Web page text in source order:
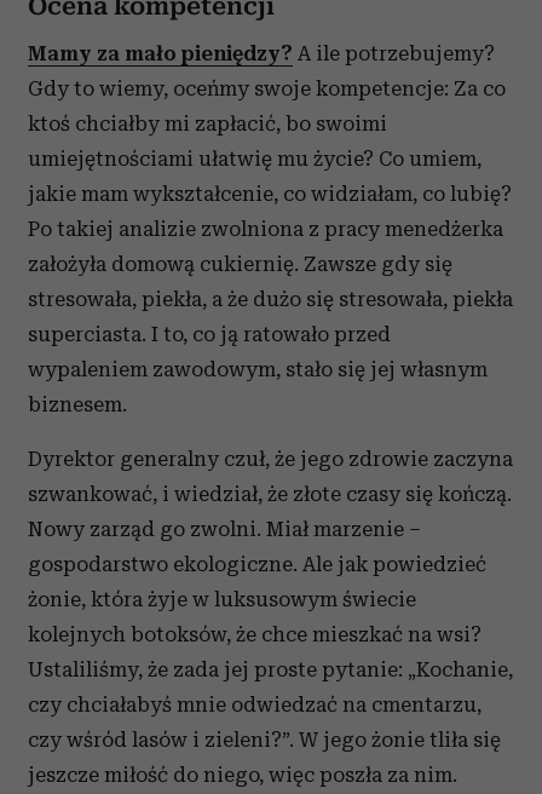
Ocena kompetencji
Mamy za mało pieniędzy? A ile potrzebujemy?
Gdy to wiemy, oceńmy swoje kompetencje: Za co
ktoś chciałby mi zapłacić, bo swoimi
umiejętnościami ułatwię mu życie? Co umiem,
jakie mam wykształcenie, co widziałam, co lubię?
Po takiej analizie zwolniona z pracy menedżerka
założyła domową cukiernię. Zawsze gdy się
stresowała, piekła, a że dużo się stresowała, piekła
superciasta. I to, co ją ratowało przed
wypaleniem zawodowym, stało się jej własnym
biznesem.
Dyrektor generalny czuł, że jego zdrowie zaczyna
szwankować, i wiedział, że złote czasy się kończą.
Nowy zarząd go zwolni. Miał marzenie –
gospodarstwo ekologiczne. Ale jak powiedzieć
żonie, która żyje w luksusowym świecie
kolejnych botoksów, że chce mieszkać na wsi?
Ustaliliśmy, że zada jej proste pytanie: „Kochanie,
czy chciałabyś mnie odwiedzać na cmentarzu,
czy wśród lasów i zieleni?”. W jego żonie tliła się
jeszcze miłość do niego, więc poszła za nim.